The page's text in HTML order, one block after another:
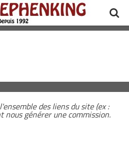
des liens du site (ex :
nous générer une commission.